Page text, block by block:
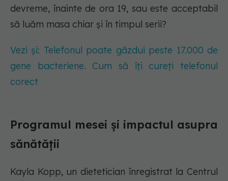
devreme, înainte de ora 19, sau este acceptabil
să luăm masa chiar și în timpul serii?
Vezi și: Telefonul poate găzdui peste 17.000 de
gene bacteriene. Cum să îți cureți telefonul
corect
Programul mesei și impactul asupra
sănătății
Kayla Kopp, un dietetician înregistrat la Centrul